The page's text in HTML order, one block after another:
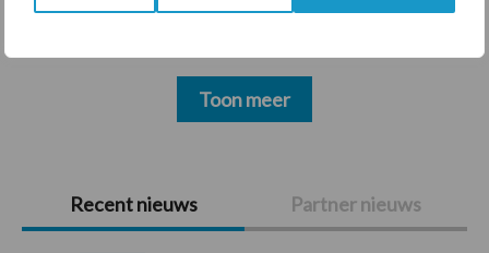
Primaire
Sidebar
Recent nieuws Partner nieuws
Toon meer